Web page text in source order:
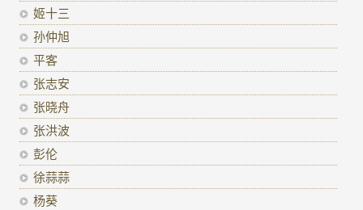
姬十三
孙仲旭
平客
张志安
张晓舟
张洪波
彭伦
徐蒜蒜
杨葵